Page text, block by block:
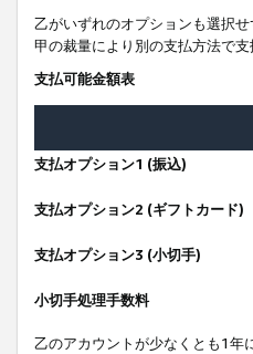
乙がいずれのオプションも選択
甲の裁量により別の支払方法で
支払可能金額表
支払オプション1 (振込)
支払オプション2 (ギフトカード)
支払オプション3 (小切手)
小切手処理手数料
乙のアカウントが少なくとも1年